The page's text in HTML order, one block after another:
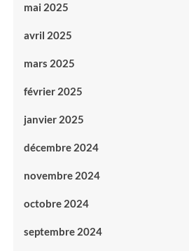
mai 2025
avril 2025
mars 2025
février 2025
janvier 2025
décembre 2024
novembre 2024
octobre 2024
septembre 2024